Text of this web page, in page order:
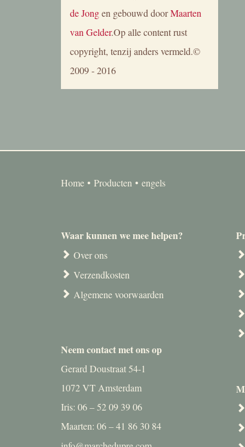
de Jongen gebouwd doorMaarten
van Gelder.Op alle content rust
copyright, tenzij anders vermeld.©
2009 - 2016
Home Producten engels
Waar kunnen we mee helpen?
Over ons
Verzendkosten
Algemene voorwaarden
Neem contact met ons op
Gerard Doustraat 54-1
1072 VT Amsterdam
Iris: 06 – 52 09 39 06
Maarten: 06 – 41 86 30 84